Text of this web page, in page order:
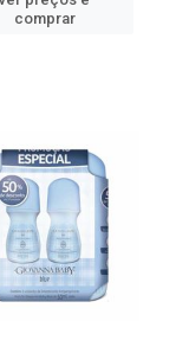
comprar